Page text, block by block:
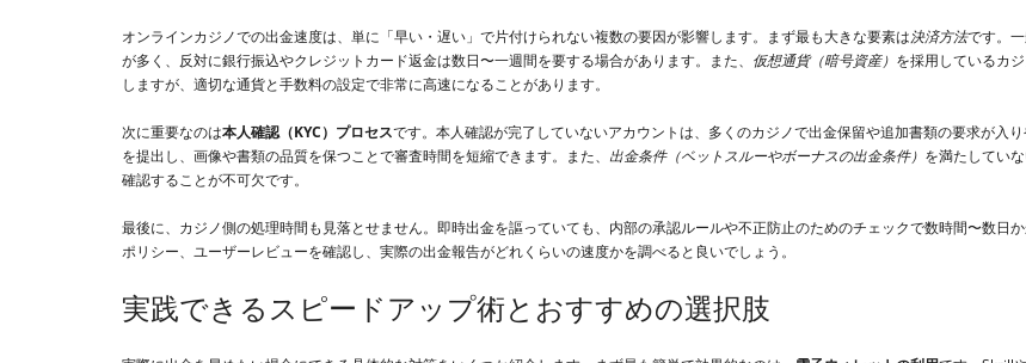
オンラインカジノでの出金速度は、単に「早い・遅い」で片付けられない複数の要因が影響します。まず最も大きな要素は決済方法です。
が多く、反対に銀行振込やクレジットカード返金は数日〜一週間を要する場合があります。また、 仮想通貨（暗号資産） を採用しているカ
しますが、適切な通貨と手数料の設定で非常に高速になることがあります。
次に重要なのは本人確認（KYC）プロセスです。本人確認が完了していないアカウントは、多くのカジノで出金保留や追加書類の要求が入
を提出し、画像や書類の品質を保つことで審査時間を短縮できます。また、 出金条件（ベットスルーやボーナスの出金条件） を満たしてい
確認することが不可欠です。
最後に、カジノ側の処理時間も見落とせません。即時出金を謳っていても、内部の承認ルールや不正防止のためのチェックで数時間〜数日
ポリシー、ユーザーレビューを確認し、実際の出金報告がどれくらいの速度かを調べると良いでしょう。
実践できるスピードアップ術とおすすめの選択肢